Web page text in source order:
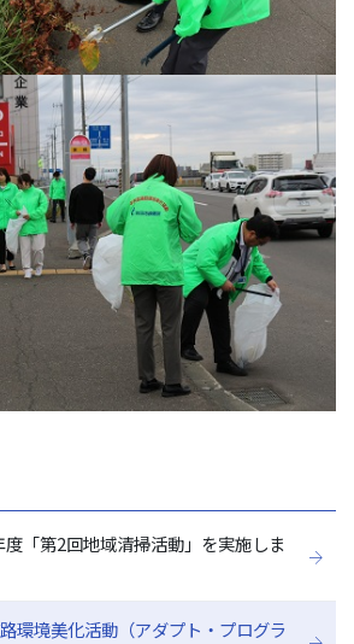
度「第2回地域清掃活動」を実施しま
環境美化活動（アダプト・プログラ